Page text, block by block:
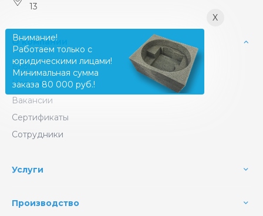
13
О компании
Блог
Новости
Вакансии
Сертификаты
Сотрудники
Услуги
Производство
X
Внимание!
Работаем только с
юридическими лицами!
Минимальная сумма
заказа 80 000 руб.!